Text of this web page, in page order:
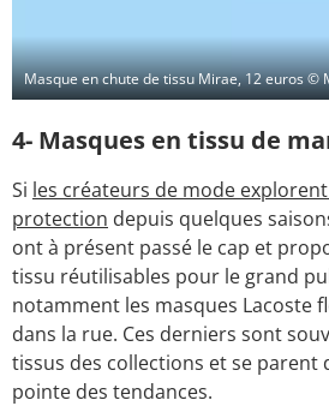
Masque en chute de tissu Mirae, 12 euros ©
4- Masques en tissu de
Si les créateurs de mode
protection depuis quelques
ont à présent passé le cap et
tissu réutilisables pour le grand
notamment les masques Lacoste
dans la rue. Ces derniers sont
tissus des collections et se parent
pointe des tendances.